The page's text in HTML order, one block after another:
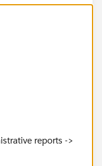
reports ->